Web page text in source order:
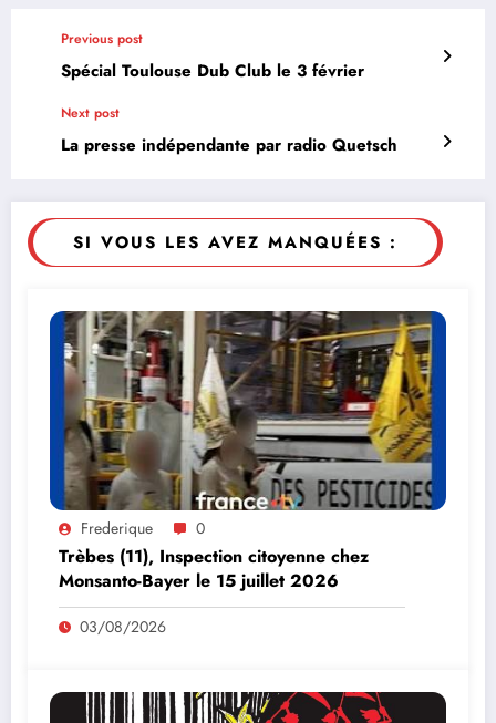
Previous post
Spécial Toulouse Dub Club le 3 février
Next post
La presse indépendante par radio Quetsch
SI VOUS LES AVEZ MANQUÉES :
Frederique 0
Trèbes (11), Inspection citoyenne chez
Monsanto-Bayer le 15 juillet 2026
03/08/2026